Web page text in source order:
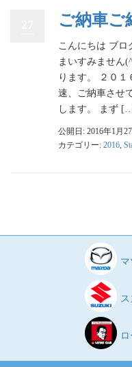
ご納車ご
こんにちは ブロ
まいすみません
ります。 ２０
速、ご納車させ
します。 まず
公開日: 2016年1月27
カテゴリー: 2016,